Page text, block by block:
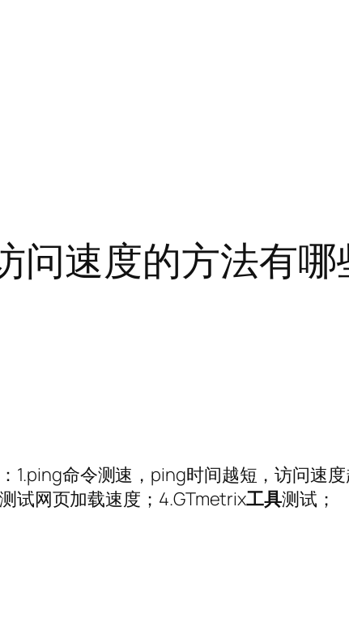
问速度的方法有
1.ping命令测速，ping时间越短，访问速
试网页加载速度；4.GTmetrix工具测试；